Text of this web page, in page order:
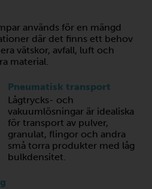
används för en mängd
där det finns ett behov
vätskor, avfall, luft och
material.
Pneumatisk transport
Lågtrycks- och
vakuumlösningar är idealiska
för transport av pulver,
granulat, flingor och andra
små torra produkter med låg
bulkdensitet.